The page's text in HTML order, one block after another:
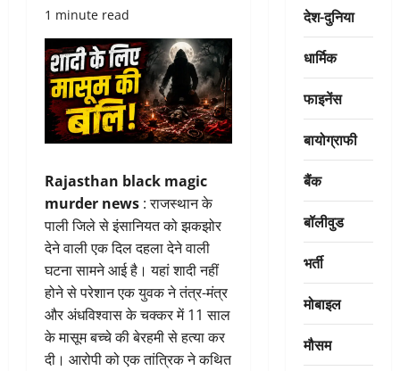
1 minute read
Rajasthan black magic
murder news : राजस्थान के
पाली जिले से इंसानियत को झकझोर
देने वाली एक दिल दहला देने वाली
घटना सामने आई है। यहां शादी नहीं
होने से परेशान एक युवक ने तंत्र-मंत्र
और अंधविश्वास के चक्कर में 11 साल
के मासूम बच्चे की बेरहमी से हत्या कर
दी। आरोपी को एक तांत्रिक ने कथित
देश-दुनिया
धार्मिक
फाइनेंस
बायोग्राफी
बैंक
बॉलीवुड
भर्ती
मोबाइल
मौसम